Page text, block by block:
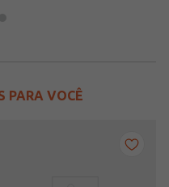
PARA VOCÊ